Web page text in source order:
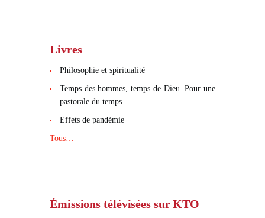
Livres
Philosophie et spiritualité
Temps des hommes, temps de Dieu. Pour une
pastorale du temps
Effets de pandémie
Tous…
Émissions télévisées sur KTO